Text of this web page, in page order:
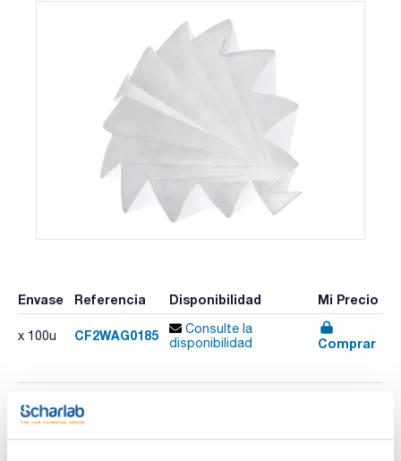
Envase Referencia Disponibilidad Mi Precio
x 100u CF2WAG0185
Consulte la
disponibilidad
Comprar
Imprimir ficha de
producto